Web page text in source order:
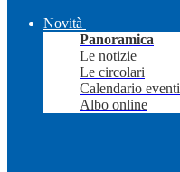
Novità
Panoramica
Le notizie
Le circolari
Calendario eventi
Albo online